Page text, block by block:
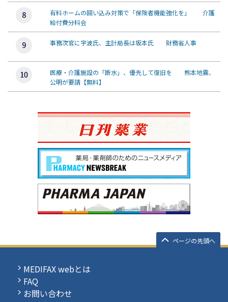
有料ホームの囲い込み対策で「保険者機能強化を」 介護
給付費分科会
事務次官に宇波氏、主計局長は坂本氏 財務省人事
医療・介護施設の「断水」、優先して復旧を 熊本地震、
公明が要請【無料】
ページの先頭へ
MEDIFAX webとは
FAQ
お問い合わせ